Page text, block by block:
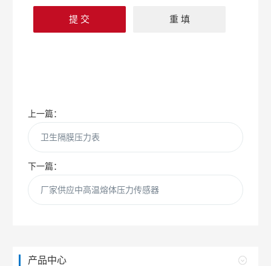
上一篇：
卫生隔膜压力表
下一篇：
厂家供应中高温熔体压力传感器
产品中心